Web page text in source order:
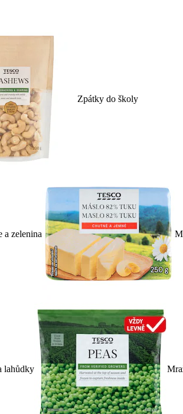
Zpátky do školy
a zelenina
lahůdky